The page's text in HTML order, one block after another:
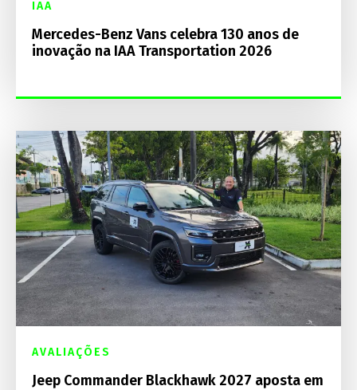
IAA
Mercedes-Benz Vans celebra 130 anos de
inovação na IAA Transportation 2026
AVALIAÇÕES
Jeep Commander Blackhawk 2027 aposta em